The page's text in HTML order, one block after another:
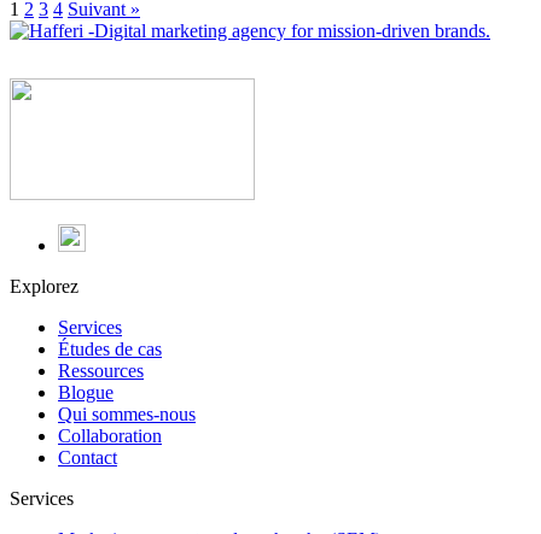
1 2 3 4 Suivant »
Explorez
Services
Études de cas
Ressources
Blogue
Qui sommes-nous
Collaboration
Contact
Services